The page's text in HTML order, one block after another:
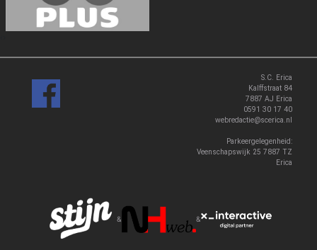
& &
S.C. Erica
Kalffstraat 84
7887 AJ Erica
0591 30 17 40
webredactie@scerica.nl
Parkeergelegenheid:
Veenschapswijk 25 7887 TZ
Erica